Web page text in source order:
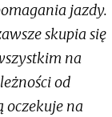
jazdy.
skupia się
na
od
oczekuje na